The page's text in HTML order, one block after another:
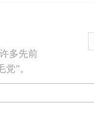
多先前
”。